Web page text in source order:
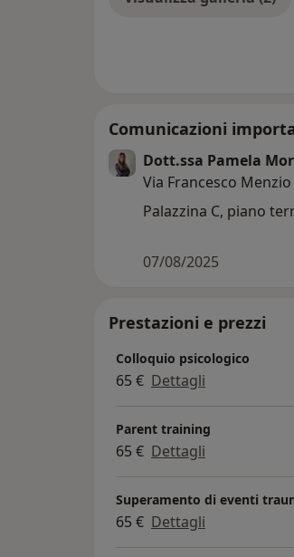
Comunicazioni
Dott.ssa Pamela
Via Francesco
Palazzina C, piano
07/08/2025
Prestazioni e prezzi
Colloquio psicologico
65 € Dettagli
Parent training
65 € Dettagli
Superamento di eventi
65 € Dettagli